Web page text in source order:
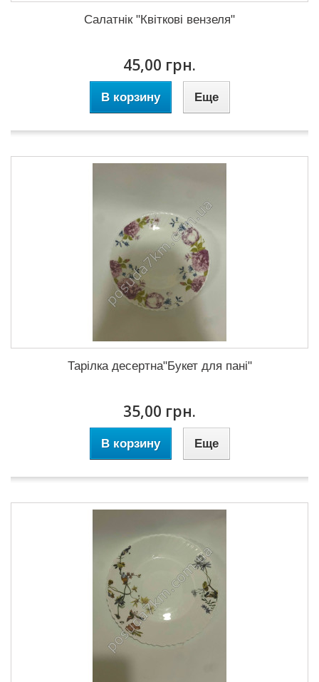
Салатнік "Квіткові вензеля"
45,00 грн.
В корзину Еще
Тарілка десертна"Букет для пані"
35,00 грн.
В корзину Еще